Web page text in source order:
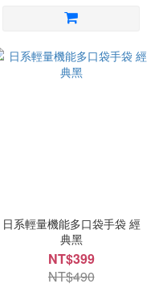
日系輕量機能多口袋手袋 經
典黑
NT$399
NT$490